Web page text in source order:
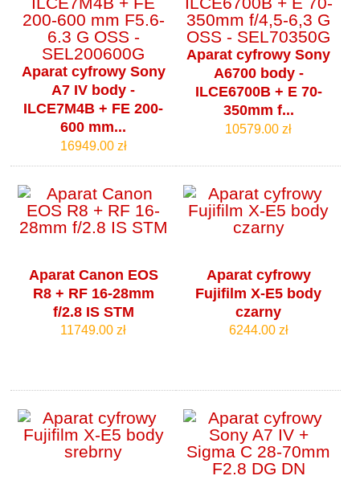
Aparat cyfrowy Sony
A7 IV body -
ILCE7M4B + FE 200-
600 mm...
16949.00 zł
Aparat cyfrowy Sony
A6700 body -
ILCE6700B + E 70-
350mm f...
10579.00 zł
Aparat Canon EOS
R8 + RF 16-28mm
f/2.8 IS STM
11749.00 zł
Aparat cyfrowy
Fujifilm X-E5 body
czarny
6244.00 zł